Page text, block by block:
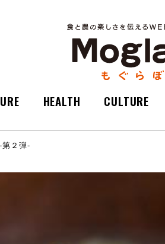
HEALTH CULTURE
２弾-